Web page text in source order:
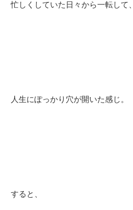
忙しくしていた日々から一転して、
人生にぽっかり穴が開いた感じ。
すると、